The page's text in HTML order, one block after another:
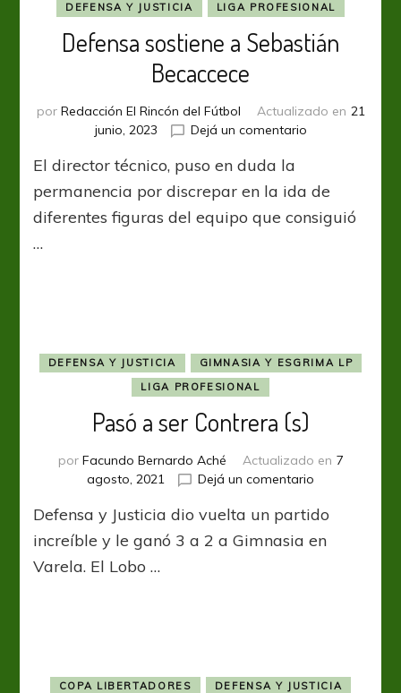
DEFENSA Y JUSTICIA LIGA PROFESIONAL
Defensa sostiene a Sebastián
Becaccece
por Redacción El Rincón del Fútbol Actualizado en 21
junio, 2023
Dejá un comentarioen
a
Becaccece
El director técnico, puso en duda la
permanencia por discrepar en la ida de
diferentes figuras del equipo que consiguió
…
DEFENSA Y JUSTICIA
GIMNASIA Y ESGRIMA LP
LIGA PROFESIONAL
Pasó a ser Contrera (s)
por Facundo Bernardo Aché Actualizado en 7
agosto, 2021
Dejá un comentario
a
ser
Defensa y Justicia dio vuelta un partido
increíble y le ganó 3 a 2 a Gimnasia en
Varela. El Lobo …
COPA LIBERTADORES DEFENSA Y JUSTICIA